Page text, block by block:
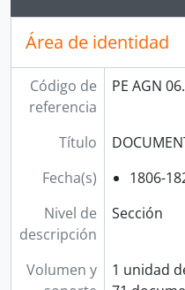
Área de identidad
Código de
referencia
PE AGN
Título
Fecha(s)
1806-
Nivel de
descripción
Sección
Volumen y
1 unidad